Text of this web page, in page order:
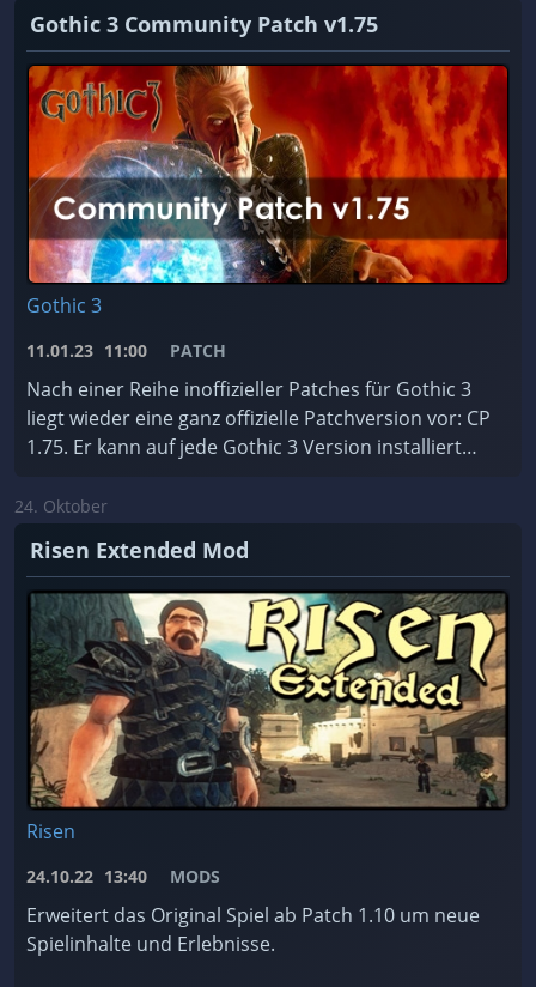
Gothic 3 Community Patch v1.75
Gothic 3
11.01.23 11:00 PATCH
Nach einer Reihe inoffizieller Patches für Gothic 3
liegt wieder eine ganz offizielle Patchversion vor: CP
1.75. Er kann auf jede Gothic 3 Version installiert
24. Oktober
Risen Extended Mod
Risen
24.10.22 13:40 MODS
Erweitert das Original Spiel ab Patch 1.10 um neue
Spielinhalte und Erlebnisse.